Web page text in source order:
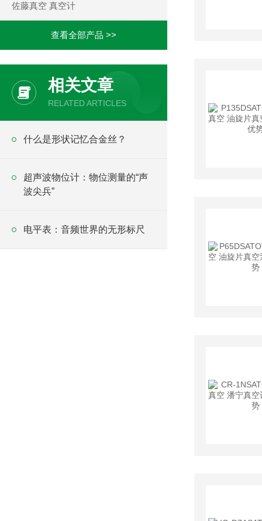
佐藤真空 真空计
查看全部产品 >>
相关文章
RELATED ARTICLES
什么是形状记忆合金丝？
超声波物位计：物位测量的“声
波尖兵”
电平表：音频世界的无形标尺